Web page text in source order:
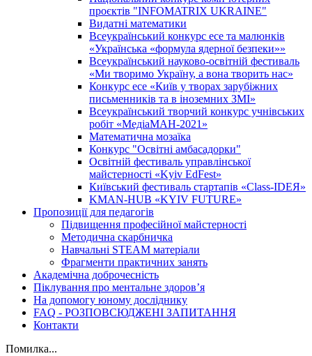
проєктів "INFOMATRIX UKRAINE"
Видатні математики
Всеукраїнський конкурс есе та малюнків
«Українська «формула ядерної безпеки»»
Всеукраїнський науково-освітній фестиваль
«Ми творимо Україну, а вона творить нас»
Конкурс есе «Київ у творах зарубіжних
письменників та в іноземних ЗМІ»
Всеукраїнський творчий конкурс учнівських
робіт «МедіаМАН-2021»
Математична мозаїка
Конкурс "Освітні амбасадорки"
Освітній фестиваль управлінської
майстерності «Kyiv EdFest»
Київський фестиваль стартапів «Class-IDEЯ»
KMAN-HUB «KYIV FUTURE»
Пропозиції для педагогів
Підвищення професійної майстерності
Методична скарбничка
Навчальні STEAM матеріали
Фрагменти практичних занять
Академічна доброчесність
Піклування про ментальне здоровʼя
На допомогу юному досліднику
FAQ - РОЗПОВСЮДЖЕНІ ЗАПИТАННЯ
Контакти
Помилка...